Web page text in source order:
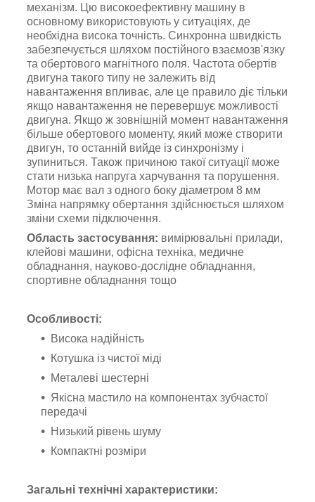
механізм. Цю високоефективну машину в
основному використовують у ситуаціях, де
необхідна висока точність. Синхронна швидкість
забезпечується шляхом постійного взаємозв'язку
та обертового магнітного поля. Частота обертів
двигуна такого типу не залежить від
навантаження впливає, але це правило діє тільки
якщо навантаження не перевершує можливості
двигуна. Якщо ж зовнішній момент навантаження
більше обертового моменту, який може створити
двигун, то останній вийде із синхронізму і
зупиниться. Також причиною такої ситуації може
стати низька напруга харчування та порушення.
Мотор має вал з одного боку діаметром 8 мм
Зміна напрямку обертання здійснюється шляхом
зміни схеми підключення.
Область застосування: вимірювальні прилади,
клейові машини, офісна техніка, медичне
обладнання, науково-дослідне обладнання,
спортивне обладнання тощо
Особливості:
Висока надійність
Котушка із чистої міді
Металеві шестерні
Якісна мастило на компонентах зубчастої
передачі
Низький рівень шуму
Компактні розміри
Загальні технічні характеристики: